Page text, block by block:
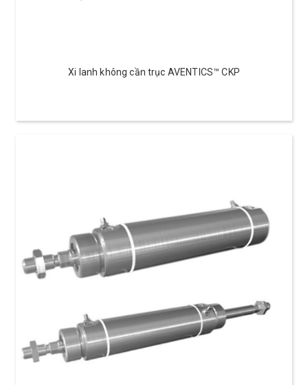
Xi lanh không cần trục AVENTICS™ CKP